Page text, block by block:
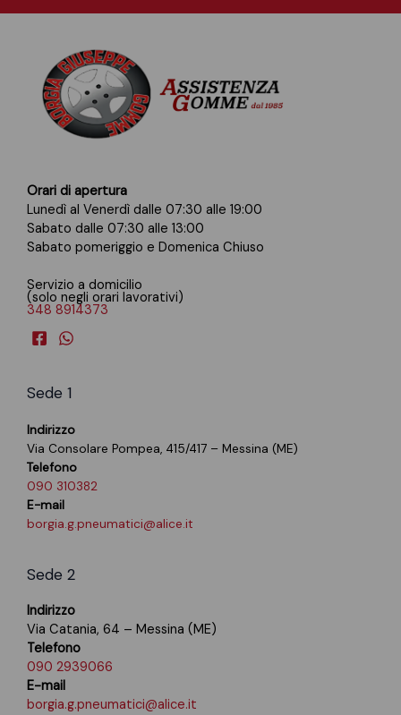
Orari di apertura
Lunedì al Venerdì dalle 07:30 alle 19:00
Sabato dalle 07:30 alle 13:00
Sabato pomeriggio e Domenica Chiuso
Servizio a domicilio
(solo negli orari lavorativi)
348 8914373
Sede 1
Indirizzo
Via Consolare Pompea, 415/417 – Messina (ME)
Telefono
090 310382
E-mail
borgia.g.pneumatici@alice.it
Sede 2
Indirizzo
Via Catania, 64 – Messina (ME)
Telefono
090 2939066
E-mail
borgia.g.pneumatici@alice.it